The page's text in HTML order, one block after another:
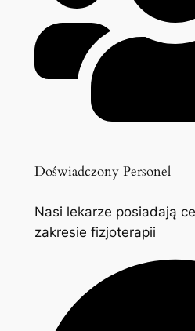
Doświadczony Personel
Nasi lekarze posiadają
zakresie fizjoterapii